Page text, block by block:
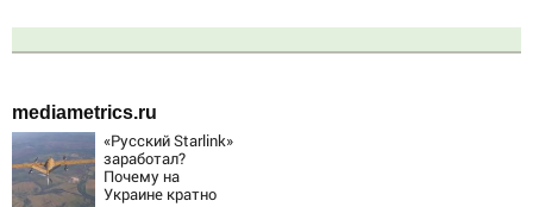
mediametrics.ru
«Русский Starlink»
заработал?
Почему на
Украине кратно